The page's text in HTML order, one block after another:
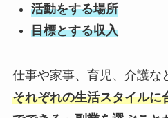
活動をする場所
目標とする収入
仕事や家事、育児、介護な
それぞれの生活スタイルに